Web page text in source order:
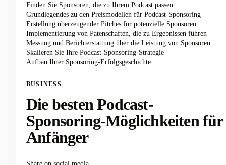
Finden Sie Sponsoren, die zu Ihrem Podcast passen
Grundlegendes zu den Preismodellen für Podcast-Sponsoring
Erstellung überzeugender Pitches für potenzielle Sponsoren
Implementierung von Patenschaften, die zu Ergebnissen führen
Messung und Berichterstattung über die Leistung von Sponsoren
Skalieren Sie Ihre Podcast-Sponsoring-Strategie
Aufbau Ihrer Sponsoring-Erfolgsgeschichte
BUSINESS
Die besten Podcast-
Sponsoring-Möglichkeiten für
Anfänger